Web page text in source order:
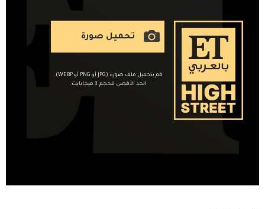
تحميل صورة
قم بتحميل ملف صورة (JPG أو PNG أو WEBP).
الحد الأقصى للحجم: 3 ميجابايت.